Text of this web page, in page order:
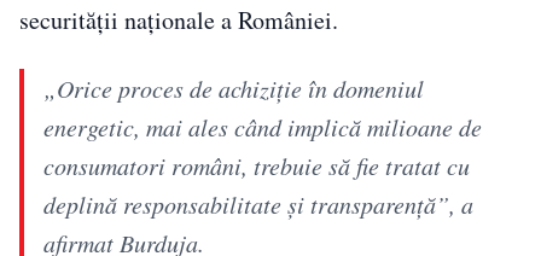
securității naționale a României.
„Orice proces de achiziție în domeniul
energetic, mai ales când implică milioane de
consumatori români, trebuie să fie tratat cu
deplină responsabilitate și transparență”, a
afirmat Burduja.